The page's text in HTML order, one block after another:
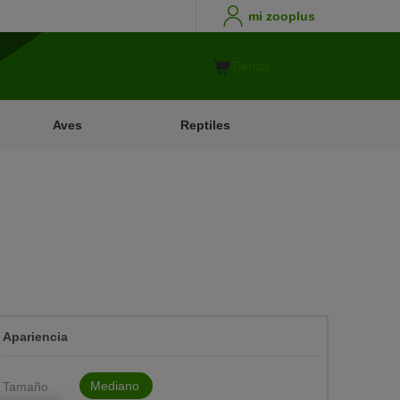
mi zooplus
Aves Reptiles
Apariencia
Tamaño Mediano